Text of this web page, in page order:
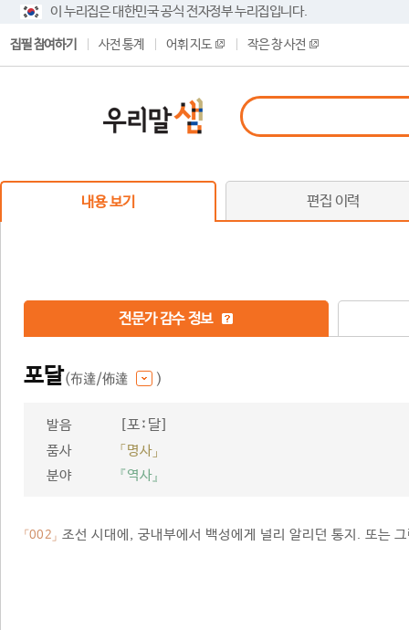
이 누리집은 대한민국 공식 전자정부 누리집입니다.
집필 참여하기 사전 통계 어휘 지도 작은 창 사전
내용 보기 편집 이력
전문가 감수 정보
포달(布達/佈達 )
발음 [포ː달]
품사
「명사」
분야
『역사』
「002」 조선 시대에, 궁내부에서 백성에게 널리 알리던 통지. 또는